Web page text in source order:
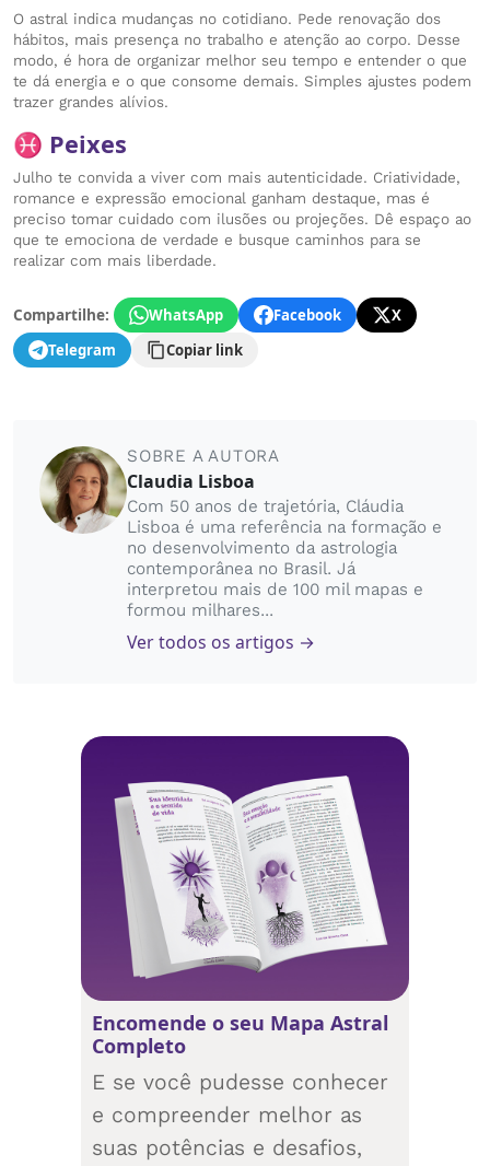
O astral indica mudanças no cotidiano. Pede renovação dos
hábitos, mais presença no trabalho e atenção ao corpo. Desse
modo, é hora de organizar melhor seu tempo e entender o que
te dá energia e o que consome demais. Simples ajustes podem
trazer grandes alívios.
♓ Peixes
Julho te convida a viver com mais autenticidade. Criatividade,
romance e expressão emocional ganham destaque, mas é
preciso tomar cuidado com ilusões ou projeções. Dê espaço ao
que te emociona de verdade e busque caminhos para se
realizar com mais liberdade.
Compartilhe: WhatsApp Facebook
X
Telegram
Copiar link
SOBRE A AUTORA
Claudia Lisboa
Com 50 anos de trajetória, Cláudia
Lisboa é uma referência na formação e
no desenvolvimento da astrologia
contemporânea no Brasil. Já
interpretou mais de 100 mil mapas e
formou milhares...
Ver todos os artigos →
Encomende o seu Mapa Astral
Completo
E se você pudesse conhecer
e compreender melhor as
suas potências e desafios,